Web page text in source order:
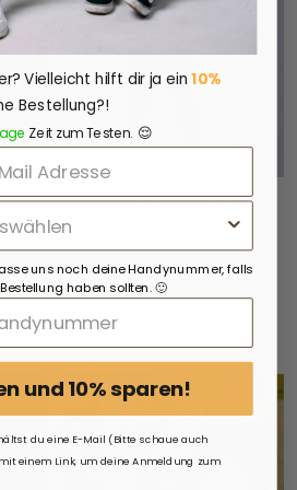
by
Lifestyle Herren T-Shirt
asphaltgrau by SAEBIS®
34,99€
Vielleicht hilft dir ja ein 10%
Bestellung?!
Zeit zum Testen. 😌
uns noch deine Handynummer, falls
haben sollten. 🙂
und 10% sparen!
du eine E-Mail (Bitte schaue auch
einem Link, um deine Anmeldung zum